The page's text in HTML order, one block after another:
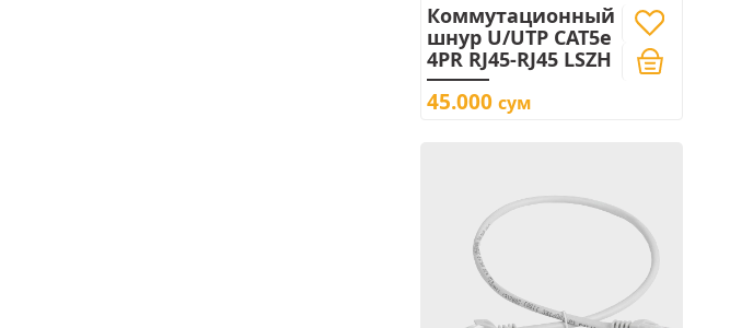
Коммутационный
шнур U/UTP CAT5e
4PR RJ45-RJ45 LSZH
45.000 сум